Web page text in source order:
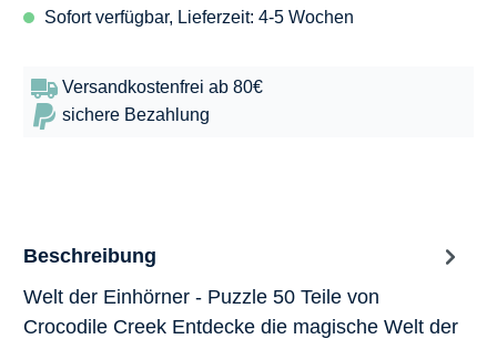
Sofort verfügbar, Lieferzeit: 4-5 Wochen
Versandkostenfrei ab 80€
sichere Bezahlung
Beschreibung
Welt der Einhörner - Puzzle 50 Teile von
Crocodile Creek Entdecke die magische Welt der